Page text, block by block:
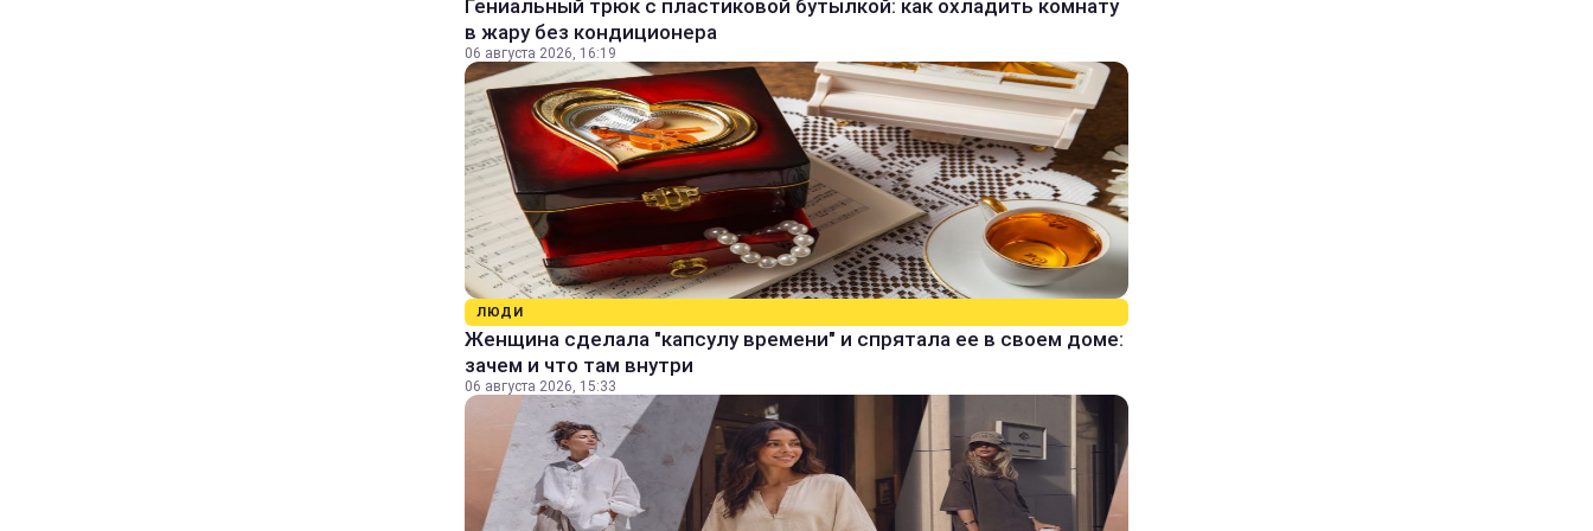
Гениальный трюк с пластиковой бутылкой: как охладить комнату
в жару без кондиционера
06 августа 2026, 16:19
ЛЮДИ
Женщина сделала "капсулу времени" и спрятала ее в своем доме:
зачем и что там внутри
06 августа 2026, 15:33